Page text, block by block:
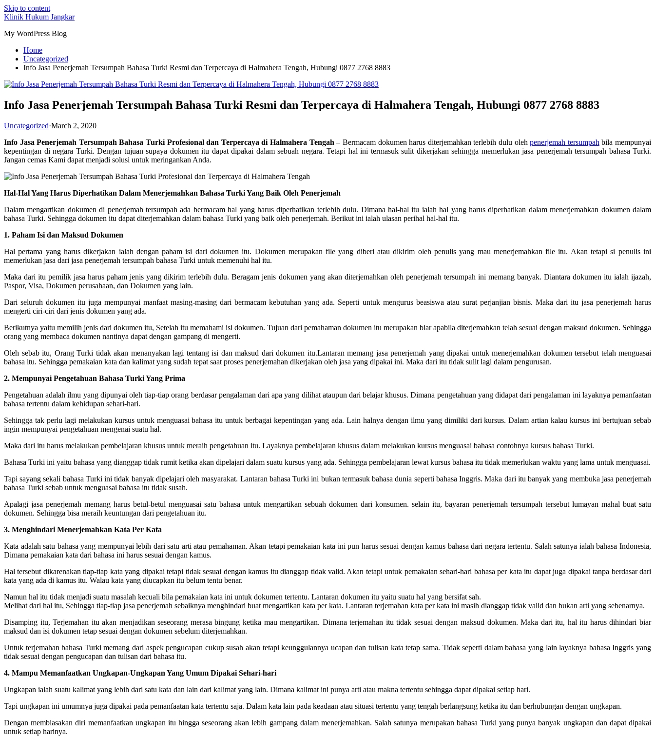
Skip to content
Klinik Hukum Jangkar
My WordPress Blog
Home
Uncategorized
Info Jasa Penerjemah Tersumpah Bahasa Turki Resmi dan Terpercaya di Halmahera Tengah, Hubungi 0877 2768 8883
Info Jasa Penerjemah Tersumpah Bahasa Turki Resmi dan Terpercaya di Halmahera Tengah, Hubungi 0877 2768 8883
Uncategorized·March 2, 2020
Info Jasa Penerjemah Tersumpah Bahasa Turki Profesional dan Terpercaya di Halmahera Tengah – Bermacam dokumen harus diterjemahkan terlebih dulu olehpenerjemah tersumpah bila mempunyai
kepentingan di negara Turki. Dengan tujuan supaya dokumen itu dapat dipakai dalam sebuah negara. Tetapi hal ini termasuk sulit dikerjakan sehingga memerlukan jasa penerjemah tersumpah bahasa Turki.
Jangan cemas Kami dapat menjadi solusi untuk meringankan Anda.
Hal-Hal Yang Harus Diperhatikan Dalam Menerjemahkan Bahasa Turki Yang Baik Oleh Penerjemah
Dalam mengartikan dokumen di penerjemah tersumpah ada bermacam hal yang harus diperhatikan terlebih dulu. Dimana hal-hal itu ialah hal yang harus diperhatikan dalam menerjemahkan dokumen dalam
bahasa Turki. Sehingga dokumen itu dapat diterjemahkan dalam bahasa Turki yang baik oleh penerjemah. Berikut ini ialah ulasan perihal hal-hal itu.
1. Paham Isi dan Maksud Dokumen
Hal pertama yang harus dikerjakan ialah dengan paham isi dari dokumen itu. Dokumen merupakan file yang diberi atau dikirim oleh penulis yang mau menerjemahkan file itu. Akan tetapi si penulis ini
memerlukan jasa dari jasa penerjemah tersumpah bahasa Turki untuk memenuhi hal itu.
Maka dari itu pemilik jasa harus paham jenis yang dikirim terlebih dulu. Beragam jenis dokumen yang akan diterjemahkan oleh penerjemah tersumpah ini memang banyak. Diantara dokumen itu ialah ijazah,
Paspor, Visa, Dokumen perusahaan, dan Dokumen yang lain.
Dari seluruh dokumen itu juga mempunyai manfaat masing-masing dari bermacam kebutuhan yang ada. Seperti untuk mengurus beasiswa atau surat perjanjian bisnis. Maka dari itu jasa penerjemah harus
mengerti ciri-ciri dari jenis dokumen yang ada.
Berikutnya yaitu memilih jenis dari dokumen itu, Setelah itu memahami isi dokumen. Tujuan dari pemahaman dokumen itu merupakan biar apabila diterjemahkan telah sesuai dengan maksud dokumen. Sehingga
orang yang membaca dokumen nantinya dapat dengan gampang di mengerti.
Oleh sebab itu, Orang Turki tidak akan menanyakan lagi tentang isi dan maksud dari dokumen itu.Lantaran memang jasa penerjemah yang dipakai untuk menerjemahkan dokumen tersebut telah menguasai
bahasa itu. Sehingga pemakaian kata dan kalimat yang sudah tepat saat proses penerjemahan dikerjakan oleh jasa yang dipakai ini. Maka dari itu tidak sulit lagi dalam pengurusan.
2. Mempunyai Pengetahuan Bahasa Turki Yang Prima
Pengetahuan adalah ilmu yang dipunyai oleh tiap-tiap orang berdasar pengalaman dari apa yang dilihat ataupun dari belajar khusus. Dimana pengetahuan yang didapat dari pengalaman ini layaknya pemanfaatan
bahasa tertentu dalam kehidupan sehari-hari.
Sehingga tak perlu lagi melakukan kursus untuk menguasai bahasa itu untuk berbagai kepentingan yang ada. Lain halnya dengan ilmu yang dimiliki dari kursus. Dalam artian kalau kursus ini bertujuan sebab
ingin mempunyai pengetahuan mengenai suatu hal.
Maka dari itu harus melakukan pembelajaran khusus untuk meraih pengetahuan itu. Layaknya pembelajaran khusus dalam melakukan kursus menguasai bahasa contohnya kursus bahasa Turki.
Bahasa Turki ini yaitu bahasa yang dianggap tidak rumit ketika akan dipelajari dalam suatu kursus yang ada. Sehingga pembelajaran lewat kursus bahasa itu tidak memerlukan waktu yang lama untuk menguasai.
Tapi sayang sekali bahasa Turki ini tidak banyak dipelajari oleh masyarakat. Lantaran bahasa Turki ini bukan termasuk bahasa dunia seperti bahasa Inggris. Maka dari itu banyak yang membuka jasa penerjemah
bahasa Turki sebab untuk menguasai bahasa itu tidak susah.
Apalagi jasa penerjemah memang harus betul-betul menguasai satu bahasa untuk mengartikan sebuah dokumen dari konsumen. selain itu, bayaran penerjemah tersumpah tersebut lumayan mahal buat satu
dokumen. Sehingga bisa meraih keuntungan dari pengetahuan itu.
3. Menghindari Menerjemahkan Kata Per Kata
Kata adalah satu bahasa yang mempunyai lebih dari satu arti atau pemahaman. Akan tetapi pemakaian kata ini pun harus sesuai dengan kamus bahasa dari negara tertentu. Salah satunya ialah bahasa Indonesia,
Dimana pemakaian kata dari bahasa ini harus sesuai dengan kamus.
Hal tersebut dikarenakan tiap-tiap kata yang dipakai tetapi tidak sesuai dengan kamus itu dianggap tidak valid. Akan tetapi untuk pemakaian sehari-hari bahasa per kata itu dapat juga dipakai tanpa berdasar dari
kata yang ada di kamus itu. Walau kata yang diucapkan itu belum tentu benar.
Namun hal itu tidak menjadi suatu masalah kecuali bila pemakaian kata ini untuk dokumen tertentu. Lantaran dokumen itu yaitu suatu hal yang bersifat sah.
Melihat dari hal itu, Sehingga tiap-tiap jasa penerjemah sebaiknya menghindari buat mengartikan kata per kata. Lantaran terjemahan kata per kata ini masih dianggap tidak valid dan bukan arti yang sebenarnya.
Disamping itu, Terjemahan itu akan menjadikan seseorang merasa bingung ketika mau mengartikan. Dimana terjemahan itu tidak sesuai dengan maksud dokumen. Maka dari itu, hal itu harus dihindari biar
maksud dan isi dokumen tetap sesuai dengan dokumen sebelum diterjemahkan.
Untuk terjemahan bahasa Turki memang dari aspek pengucapan cukup susah akan tetapi keunggulannya ucapan dan tulisan kata tetap sama. Tidak seperti dalam bahasa yang lain layaknya bahasa Inggris yang
tidak sesuai dengan pengucapan dan tulisan dari bahasa itu.
4. Mampu Memanfaatkan Ungkapan-Ungkapan Yang Umum Dipakai Sehari-hari
Ungkapan ialah suatu kalimat yang lebih dari satu kata dan lain dari kalimat yang lain. Dimana kalimat ini punya arti atau makna tertentu sehingga dapat dipakai setiap hari.
Tapi ungkapan ini umumnya juga dipakai pada pemanfaatan kata tertentu saja. Dalam kata lain pada keadaan atau situasi tertentu yang tengah berlangsung ketika itu dan berhubungan dengan ungkapan.
Dengan membiasakan diri memanfaatkan ungkapan itu hingga seseorang akan lebih gampang dalam menerjemahkan. Salah satunya merupakan bahasa Turki yang punya banyak ungkapan dan dapat dipakai
untuk setiap harinya.